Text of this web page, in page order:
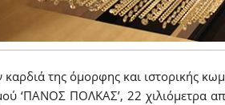
καρδιά της όμορφης και ιστορικής
‘ΠΑΝΟΣ ΠΟΛΚΑΣ’, 22 χιλιόμετρα